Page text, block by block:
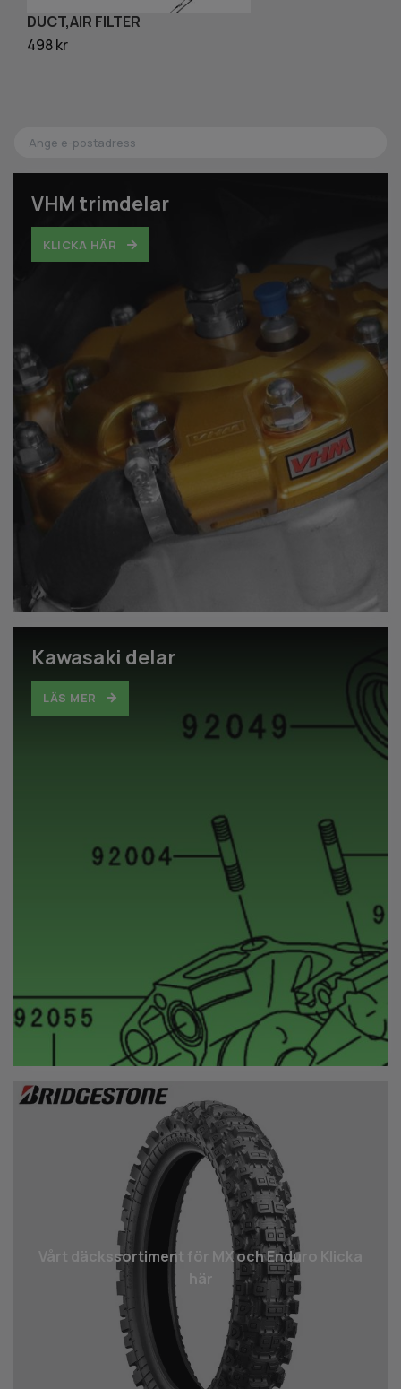
VHM trimdelar
KLICKA HÄR
Kawasaki delar
LÄS MER
Vårt däcks­sortiment för MX och Enduro Klicka
DUCT,AIR FILTER
498 kr